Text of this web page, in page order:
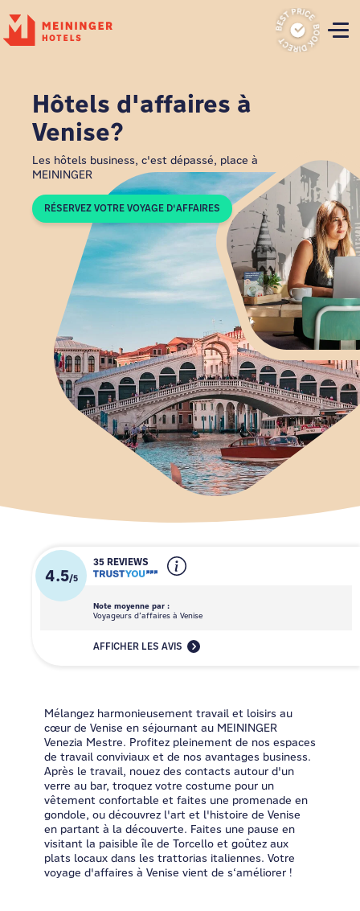
P
Hôtels d'affaires à
Venise?
Les hôtels business, c'est dépassé, place à
MEININGER
RÉSERVEZ VOTRE VOYAGE D'AFFAIRES
4.5/5
35 REVIEWS
Note moyenne par :
Voyageurs d’affaires à Venise
AFFICHER LES AVIS
Mélangez harmonieusement travail et loisirs au
cœur de Venise en séjournant au MEININGER
Venezia Mestre. Profitez pleinement de nos espaces
de travail conviviaux et de nos avantages business.
Après le travail, nouez des contacts autour d'un
verre au bar, troquez votre costume pour un
vêtement confortable et faites une promenade en
gondole, ou découvrez l'art et l'histoire de Venise
en partant à la découverte. Faites une pause en
visitant la paisible île de Torcello et goûtez aux
plats locaux dans les trattorias italiennes. Votre
voyage d'affaires à Venise vient de s‘améliorer !